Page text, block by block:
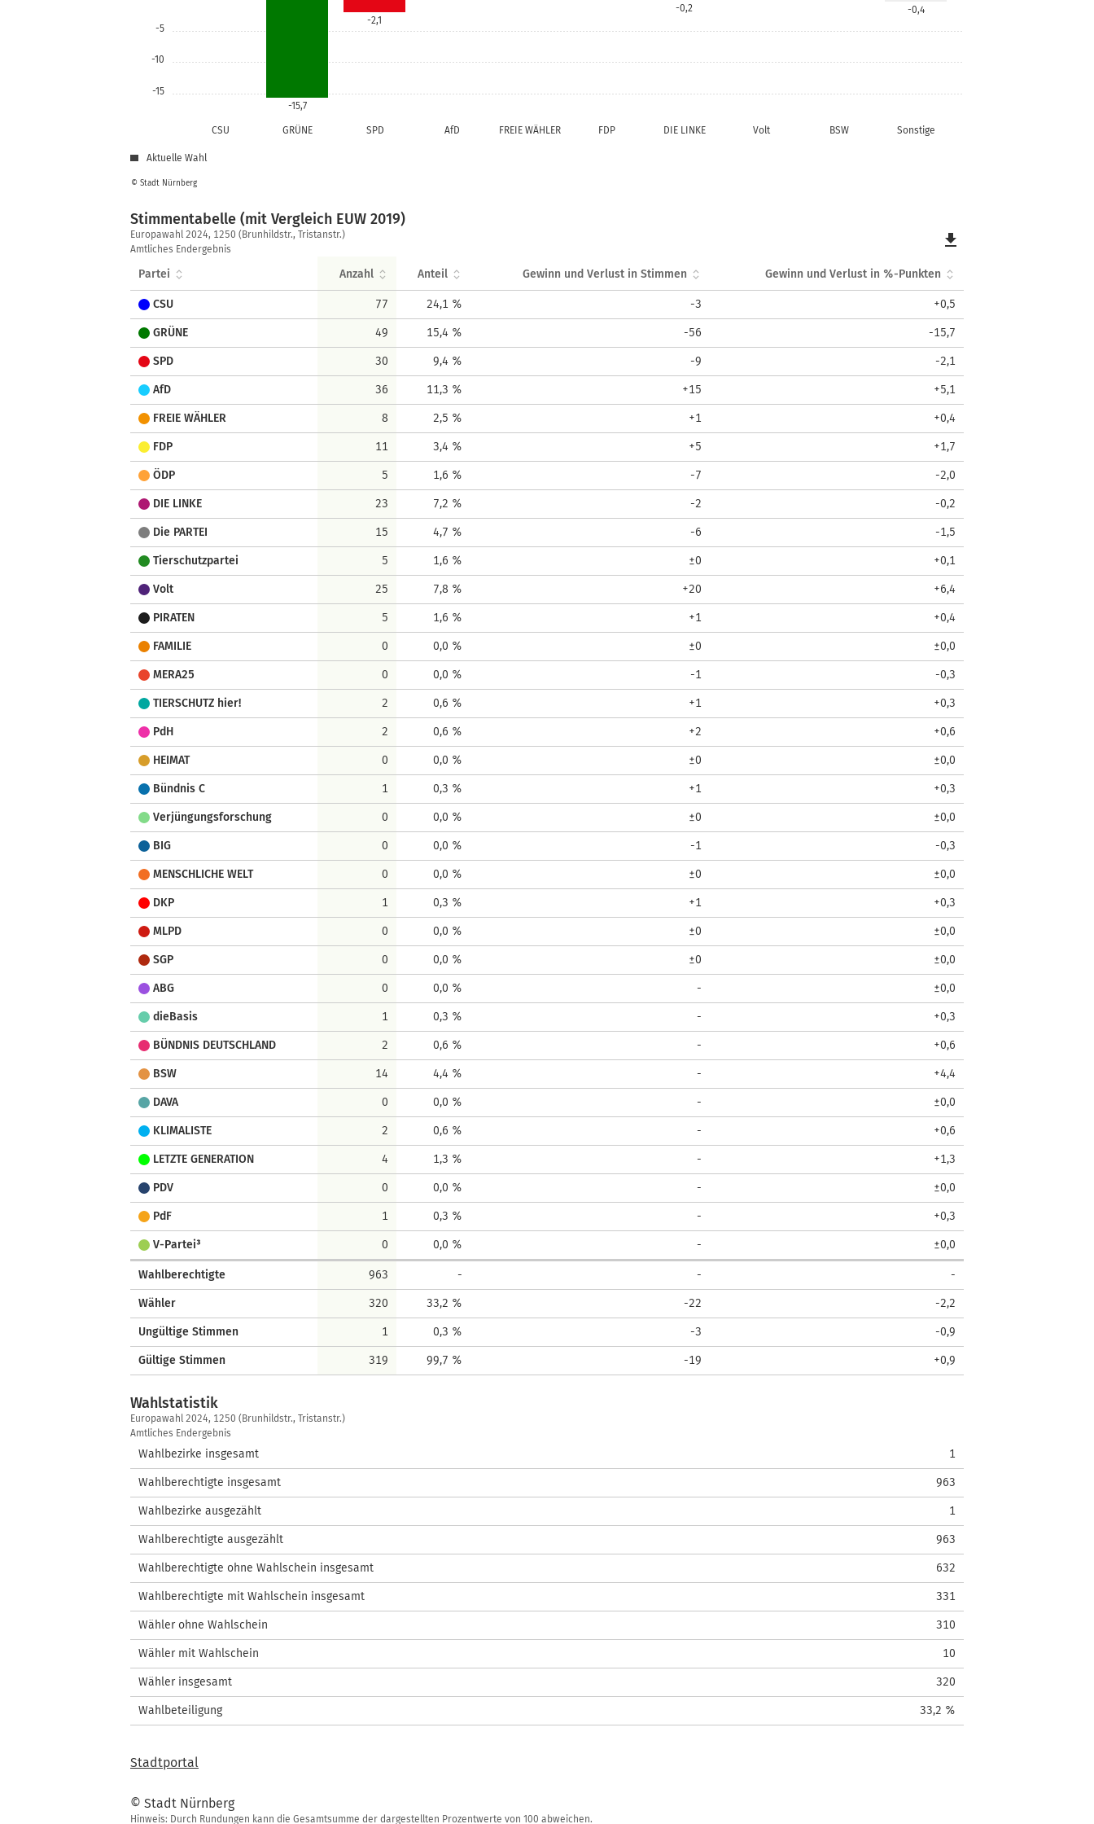
-15
-10
-5
CSU GRÜNE SPD AfD FREIE WÄHLER FDP DIE LINKE Volt BSW Sonstige
-15,7
-2,1
-0,2 -0,4
© Stadt Nürnberg
Aktuelle Wahl
Stimmentabelle (mit Vergleich EUW 2019)
Stimmentabelle
(mit
Vergleich
2019)
Europawahl 2024, 1250 (Brunhildstr., Tristanstr.)
Amtliches Endergebnis
file_download
Partei Anzahl Anteil Gewinn und Verlust in Stimmen Gewinn und Verlust in %-Punkten
CSU 77 24,1 % -3 +0,5
GRÜNE 49 15,4 % -56 -15,7
SPD 30 9,4 % -9 -2,1
AfD 36 11,3 % +15 +5,1
FREIE WÄHLER 8 2,5 % +1 +0,4
FDP 11 3,4 % +5 +1,7
ÖDP 5 1,6 % -7 -2,0
DIE LINKE 23 7,2 % -2 -0,2
Die PARTEI 15 4,7 % -6 -1,5
Tierschutzpartei 5 1,6 % ±0 +0,1
Volt 25 7,8 % +20 +6,4
PIRATEN 5 1,6 % +1 +0,4
FAMILIE 0 0,0 % ±0 ±0,0
MERA25 0 0,0 % -1 -0,3
TIERSCHUTZ hier! 2 0,6 % +1 +0,3
PdH 2 0,6 % +2 +0,6
HEIMAT 0 0,0 % ±0 ±0,0
Bündnis C 1 0,3 % +1 +0,3
Verjüngungsforschung 0 0,0 % ±0 ±0,0
BIG 0 0,0 % -1 -0,3
MENSCHLICHE WELT 0 0,0 % ±0 ±0,0
DKP 1 0,3 % +1 +0,3
MLPD 0 0,0 % ±0 ±0,0
SGP 0 0,0 % ±0 ±0,0
ABG 0 0,0 % - ±0,0
dieBasis 1 0,3 % - +0,3
BÜNDNIS DEUTSCHLAND 2 0,6 % - +0,6
BSW 14 4,4 % - +4,4
DAVA 0 0,0 % - ±0,0
KLIMALISTE 2 0,6 % - +0,6
LETZTE GENERATION 4 1,3 % - +1,3
PDV 0 0,0 % - ±0,0
PdF 1 0,3 % - +0,3
V-Partei³ 0 0,0 % - ±0,0
Wahlberechtigte 963 - - -
Wähler 320 33,2 % -22 -2,2
Ungültige Stimmen 1 0,3 % -3 -0,9
Gültige Stimmen 319 99,7 % -19 +0,9
Wahlstatistik
Wahlstatistik
Europawahl 2024, 1250 (Brunhildstr., Tristanstr.)
Amtliches Endergebnis
Wahlbezirke insgesamt 1
Wahlberechtigte insgesamt 963
Wahlbezirke ausgezählt 1
Wahlberechtigte ausgezählt 963
Wahlberechtigte ohne Wahlschein insgesamt 632
Wahlberechtigte mit Wahlschein insgesamt 331
Wähler ohne Wahlschein 310
Wähler mit Wahlschein 10
Wähler insgesamt 320
Wahlbeteiligung 33,2 %
Stadtportal
© Stadt Nürnberg
Hinweis: Durch Rundungen kann die Gesamtsumme der dargestellten Prozentwerte von 100 abweichen.